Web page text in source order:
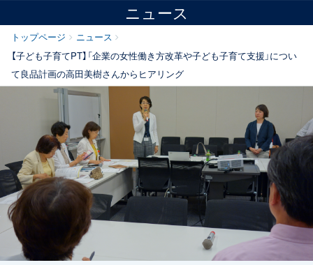
ニュース
トップページ
ニュース
【子ども子育てPT】「企業の女性働き方改革や子ども子育て支援」につい
て良品計画の高田美樹さんからヒアリング